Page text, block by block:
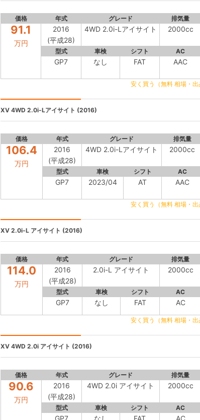
価格 年式 グレード 排気量
91.1
万円
2016
(平成28)
4WD 2.0i-Lアイサイト 2000cc
型式 車検 シフト AC
GP7 なし FAT AAC
安く買う（無料 相場・出
XV 4WD 2.0i-Lアイサイト (2016)
価格 年式 グレード 排気量
106.4
万円
2016
(平成28)
4WD 2.0i-Lアイサイト 2000cc
型式 車検 シフト AC
GP7 2023/04 AT AAC
安く買う（無料 相場・出
XV 2.0i-L アイサイト (2016)
価格 年式 グレード 排気量
114.0
万円
2016
(平成28)
2.0i-L アイサイト 2000cc
型式 車検 シフト AC
GP7 なし FAT AC
安く買う（無料 相場・出
XV 4WD 2.0i アイサイト (2016)
価格 年式 グレード 排気量
90.6
万円
2016
(平成28)
4WD 2.0i アイサイト 2000cc
型式 車検 シフト AC
GP7 なし FAT AC